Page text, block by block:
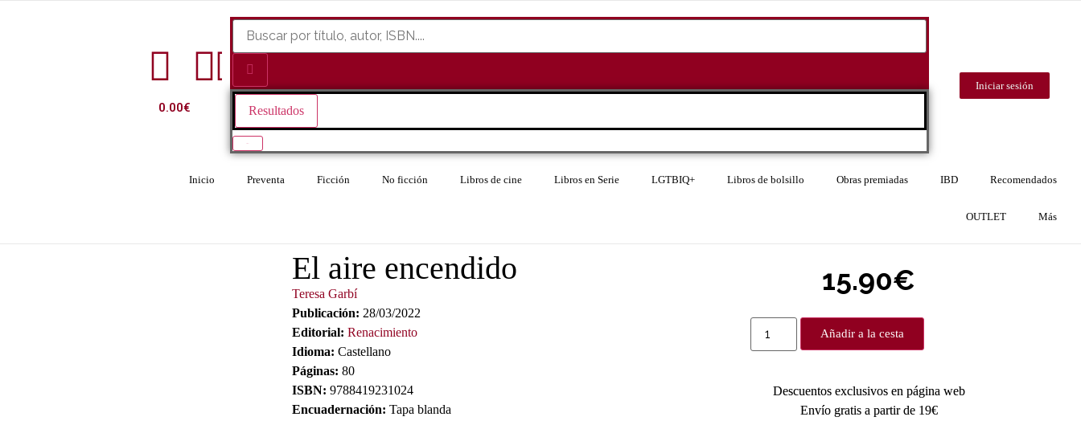
0.00€ Resultados
Iniciar sesión
Inicio Preventa Ficción No ficción Libros de cine Libros en Serie LGTBIQ+ Libros de bolsillo Obras premiadas IBD Recomendados
OUTLET Más
El aire encendido
Teresa Garbí
Publicación: 28/03/2022
Editorial: Renacimiento
Idioma: Castellano
Páginas: 80
ISBN: 9788419231024
Encuadernación: Tapa blanda
15.90€
Añadir a la cesta
Descuentos exclusivos en página web
Envío gratis a partir de 19€